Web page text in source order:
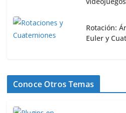
Rotación:
Euler y
Conoce Otros Temas